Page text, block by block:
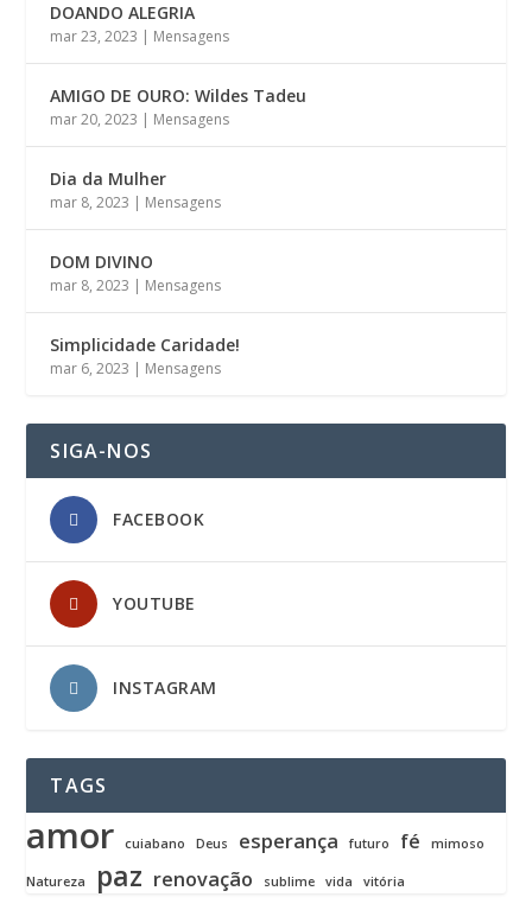
DOANDO ALEGRIA
mar 23, 2023 | Mensagens
AMIGO DE OURO: Wildes Tadeu
mar 20, 2023 | Mensagens
Dia da Mulher
mar 8, 2023 | Mensagens
DOM DIVINO
mar 8, 2023 | Mensagens
Simplicidade Caridade!
mar 6, 2023 | Mensagens
SIGA-NOS
FACEBOOK
YOUTUBE
INSTAGRAM
TAGS
amor cuiabano Deus esperança futuro fé mimoso
Natureza paz renovação sublime vida vitória